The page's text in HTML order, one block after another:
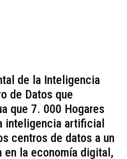
de la Inteligencia
de Datos que
que 7. 000 Hogares
inteligencia artificial
centros de datos a un
en la economía digital,